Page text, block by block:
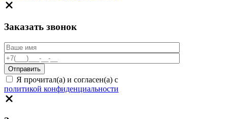
Заказать звонок
Я прочитал(а) и согласен(а) с
политикой конфиденциальности